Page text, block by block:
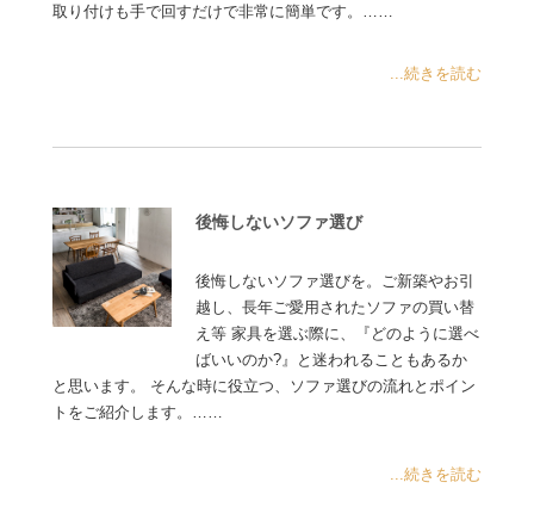
取り付けも手で回すだけで非常に簡単です。……
...続きを読む
後悔しないソファ選び
後悔しないソファ選びを。ご新築やお引
越し、長年ご愛用されたソファの買い替
え等 家具を選ぶ際に、『どのように選べ
ばいいのか?』と迷われることもあるか
と思います。 そんな時に役立つ、ソファ選びの流れとポイン
トをご紹介します。……
...続きを読む